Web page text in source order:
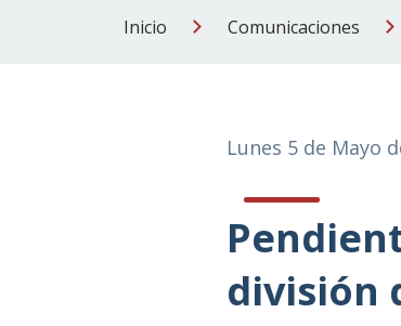
Inicio Comunicaciones
Lunes 5 de Mayo
división